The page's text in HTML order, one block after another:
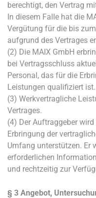
berechtigt, den Vertrag
In diesem Falle hat die
Vergütung für die bis
aufgrund des Vertrages
(2) Die MAIX GmbH
bei Vertragsschluss
Personal, das für die
Leistungen qualifiziert ist.
(3) Werkvertragliche
Vertrages.
(4) Der Auftraggeber
Erbringung der
Umfang unterstützen. Er
erforderlichen
und rechtzeitig zur
§ 3 Angebot,